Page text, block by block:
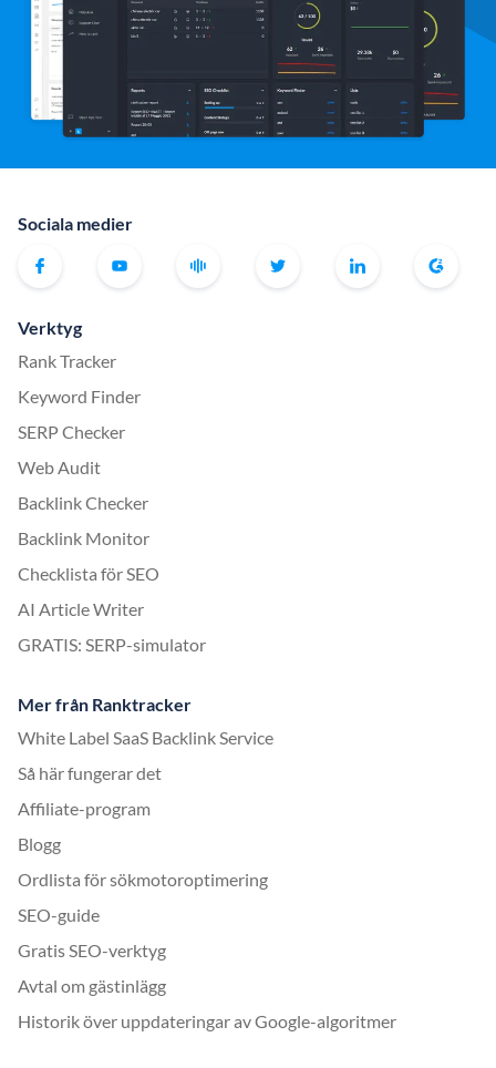
Sociala medier
Verktyg
Rank Tracker
Keyword Finder
SERP Checker
Web Audit
Backlink Checker
Backlink Monitor
Checklista för SEO
AI Article Writer
GRATIS: SERP-simulator
Mer från Ranktracker
White Label SaaS Backlink Service
Så här fungerar det
Affiliate-program
Blogg
Ordlista för sökmotoroptimering
SEO-guide
Gratis SEO-verktyg
Avtal om gästinlägg
Historik över uppdateringar av Google-algoritmer